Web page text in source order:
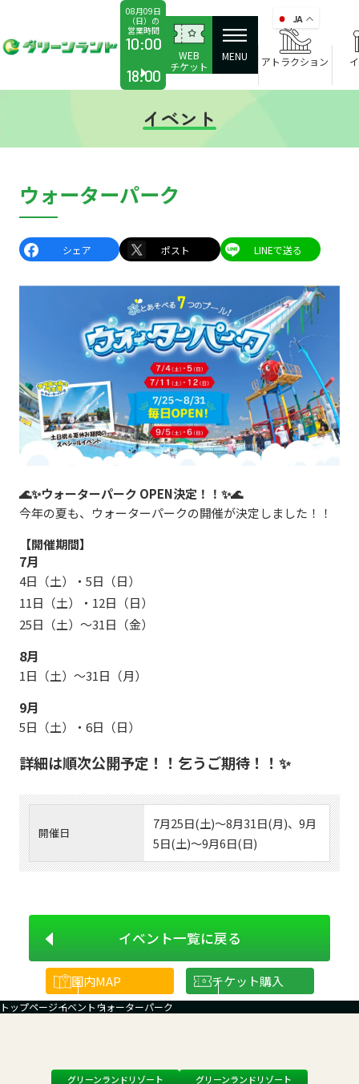
08月09日
（日）の
営業時間
10:00か
ら
18:00
WEB
チケット
MENU アトラクション
イベント
ウォーターパーク
シェア ポスト LINEで送る
🌊✨ウォーターパーク OPEN決定！！✨🌊
今年の夏も、ウォーターパークの開催が決定しました！！
【開催期間】
7月
4日（土）・5日（日）
11日（土）・12日（日）
25日（土）〜31日（金）
8月
1日（土）〜31日（月）
9月
5日（土）・6日（日）
詳細は順次公開予定！！乞うご期待！！✨
開催日
7月25日(土)～8月31日(月)、9月
5日(土)～9月6日(日)
イベント一覧に戻る
園内MAP チケット購入
トップページイベント ウォーターパーク
グリーンランドリゾート
グリーンランドリゾート
JA